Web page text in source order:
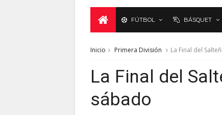
FÚTBOL BÁSQUET
Inicio Primera División La Final del
La Final del
sábado